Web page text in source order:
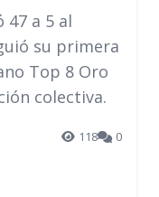
47 a 5 al
su primera
Top 8 Oro
colectiva.
118 0